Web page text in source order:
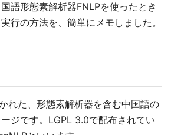
語形態素解析器FNLPを使ったとき
行の方法を、簡単にメモしました。
れた、形態素解析器を含む中国語の
ジです。LGPL 3.0で配布されてい